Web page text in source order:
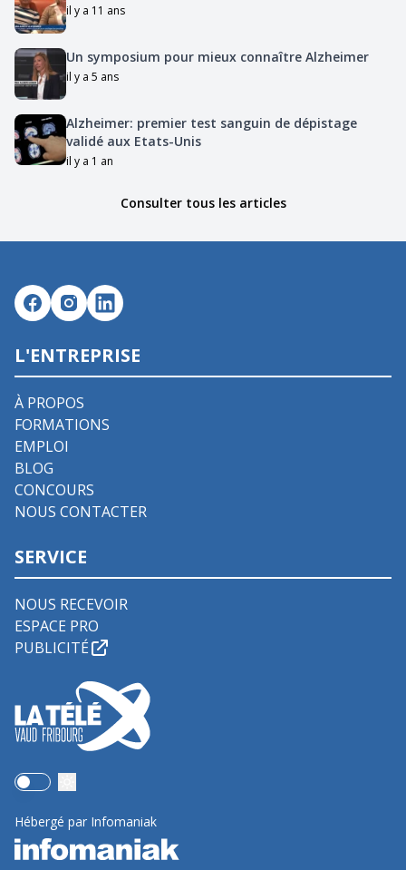
il y a 11 ans
Un symposium pour mieux connaître Alzheimer
il y a 5 ans
Alzheimer: premier test sanguin de dépistage
validé aux Etats-Unis
il y a 1 an
Consulter tous les articles
L'ENTREPRISE
À PROPOS
FORMATIONS
EMPLOI
BLOG
CONCOURS
NOUS CONTACTER
SERVICE
NOUS RECEVOIR
ESPACE PRO
PUBLICITÉ
Use setting
Hébergé par Infomaniak